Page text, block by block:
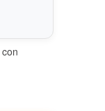
con